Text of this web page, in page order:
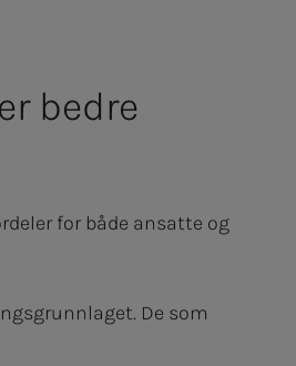
bedre
for både ansatte og
De som